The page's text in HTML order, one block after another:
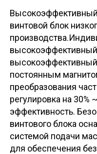
винтовой блок
высокоэффективный
высокоэффективный
постоянным
преобразования
регулировка на 30%
эффективность.
винтового блока
системой подачи
для обеспечения